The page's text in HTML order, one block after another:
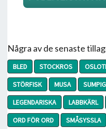
Några av de senaste
BLED STOCKROS
STÖRFISK
MUSA
LEGENDARISKA
LABBKÄRL
ORD FÖR ORD
SMÅSYSSLA